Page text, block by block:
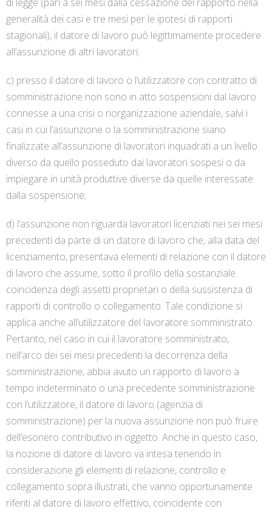
di legge (pari a sei mesi dalla cessazione del rapporto nella
generalità dei casi e tre mesi per le ipotesi di rapporti
stagionali), il datore di lavoro può legittimamente procedere
all’assunzione di altri lavoratori;
c) presso il datore di lavoro o l’utilizzatore con contratto di
somministrazione non sono in atto sospensioni dal lavoro
connesse a una crisi o riorganizzazione aziendale, salvi i
casi in cui l’assunzione o la somministrazione siano
finalizzate all’assunzione di lavoratori inquadrati a un livello
diverso da quello posseduto dai lavoratori sospesi o da
impiegare in unità produttive diverse da quelle interessate
dalla sospensione;
d) l’assunzione non riguarda lavoratori licenziati nei sei mesi
precedenti da parte di un datore di lavoro che, alla data del
licenziamento, presentava elementi di relazione con il datore
di lavoro che assume, sotto il profilo della sostanziale
coincidenza degli assetti proprietari o della sussistenza di
rapporti di controllo o collegamento. Tale condizione si
applica anche all’utilizzatore del lavoratore somministrato.
Pertanto, nel caso in cui il lavoratore somministrato,
nell’arco dei sei mesi precedenti la decorrenza della
somministrazione, abbia avuto un rapporto di lavoro a
tempo indeterminato o una precedente somministrazione
con l’utilizzatore, il datore di lavoro (agenzia di
somministrazione) per la nuova assunzione non può fruire
dell’esonero contributivo in oggetto. Anche in questo caso,
la nozione di datore di lavoro va intesa tenendo in
considerazione gli elementi di relazione, controllo e
collegamento sopra illustrati, che vanno opportunamente
riferiti al datore di lavoro effettivo, coincidente con